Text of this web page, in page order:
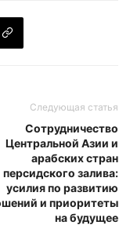
Следующая статья
Сотрудничество
Центральной Азии и
арабских стран
персидского залива:
усилия по развитию
и приоритеты
на будущее